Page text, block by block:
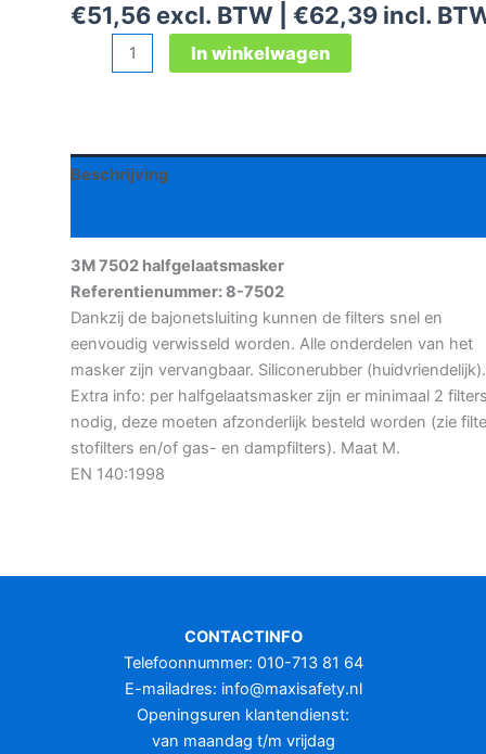
€51,56 excl. BTW | €62,39 incl.
In winkelwagen
Beschrijving
3M 7502 halfgelaatsmasker
Referentienummer: 8-7502
Dankzij de bajonetsluiting kunnen de filters snel en
eenvoudig verwisseld worden. Alle onderdelen van het
masker zijn vervangbaar. Siliconerubber (huidvriendelijk).
Extra info: per halfgelaatsmasker zijn er minimaal 2
nodig, deze moeten afzonderlijk besteld worden (zie
stofilters en/of gas- en dampfilters). Maat M.
EN 140:1998
CONTACTINFO
Telefoonnummer: 010-713 81 64
E-mailadres: info@maxisafety.nl
Openingsuren klantendienst:
van maandag t/m vrijdag